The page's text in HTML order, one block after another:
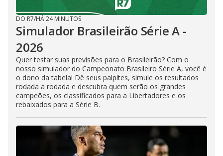
DO R7/HÁ 24 MINUTOS
Simulador Brasileirão Série A -
2026
Quer testar suas previsões para o Brasileirão? Com o
nosso simulador do Campeonato Brasileiro Série A, você é
o dono da tabela! Dê seus palpites, simule os resultados
rodada a rodada e descubra quem serão os grandes
campeões, os classificados para a Libertadores e os
rebaixados para a Série B.